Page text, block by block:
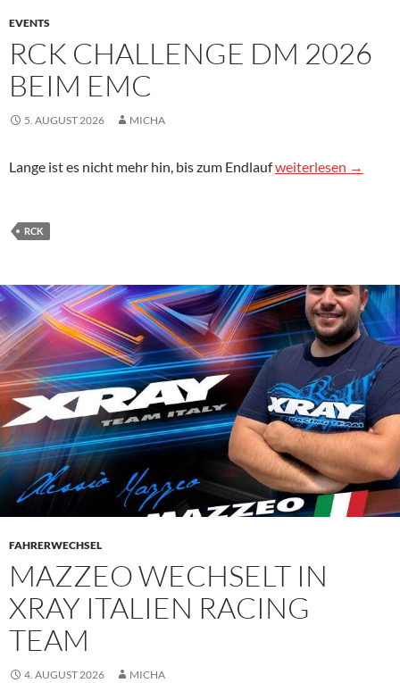
EVENTS
RCK CHALLENGE DM 2026
BEIM EMC
5. AUGUST 2026 MICHA
Lange ist es nicht mehr hin, bis zum EndlaufRCK Challenge DM
weiterlesen →
RCK
FAHRERWECHSEL
MAZZEO WECHSELT IN
XRAY ITALIEN RACING
TEAM
4. AUGUST 2026 MICHA